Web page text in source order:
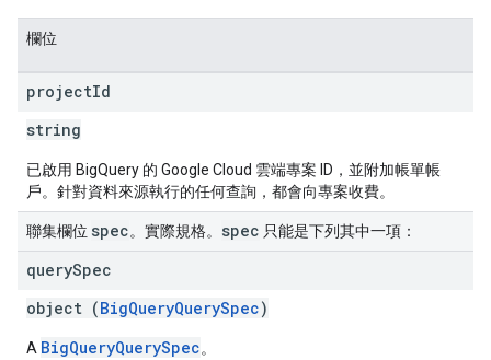
欄位
projectId
string
已啟用 BigQuery 的 Google Cloud 雲端專案 ID，並附加帳單帳
戶。針對資料來源執行的任何查詢，都會向專案收費。
聯集欄位 spec。實際規格。 spec 只能是下列其中一項：
querySpec
object (BigQueryQuerySpec)
A BigQueryQuerySpec。